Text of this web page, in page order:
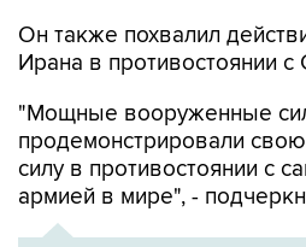
Он также похвалил
Ирана в противостоянии
"Мощные вооруженные
продемонстрировали
силу в противостоянии с
армией в мире", -